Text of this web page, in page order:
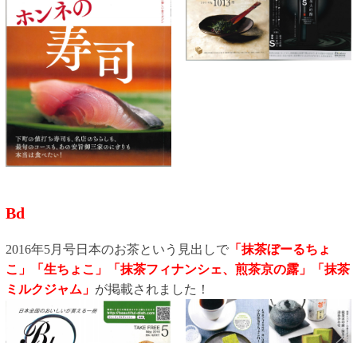
Bd
2016年5月号日本のお茶という見出しで「抹茶ぼーるちょ
こ」「生ちょこ」
「 抹茶フィナンシェ、煎茶京の露」「抹茶
ミ ルクジャム」 が掲載されました！